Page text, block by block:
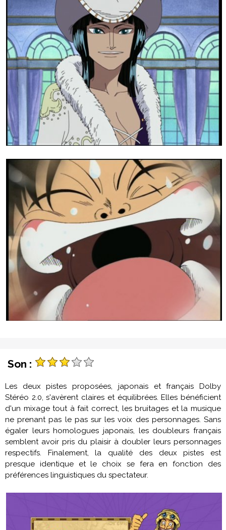
Son :
Les deux pistes proposées, japonais et français Dolby
Stéréo 2.0, s'avèrent claires et équilibrées. Elles bénéficient
d'un mixage tout à fait correct, les bruitages et la musique
ne prenant pas le pas sur les voix des personnages. Sans
égaler leurs homologues japonais, les doubleurs français
semblent avoir pris du plaisir à doubler leurs personnages
respectifs. Finalement, la qualité des deux pistes est
presque identique et le choix se fera en fonction des
préférences linguistiques du spectateur.